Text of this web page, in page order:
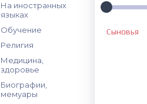
На иностранных
языках
Обучение
Религия
Медицина,
здоровье
Биографии,
мемуары
Сыновья